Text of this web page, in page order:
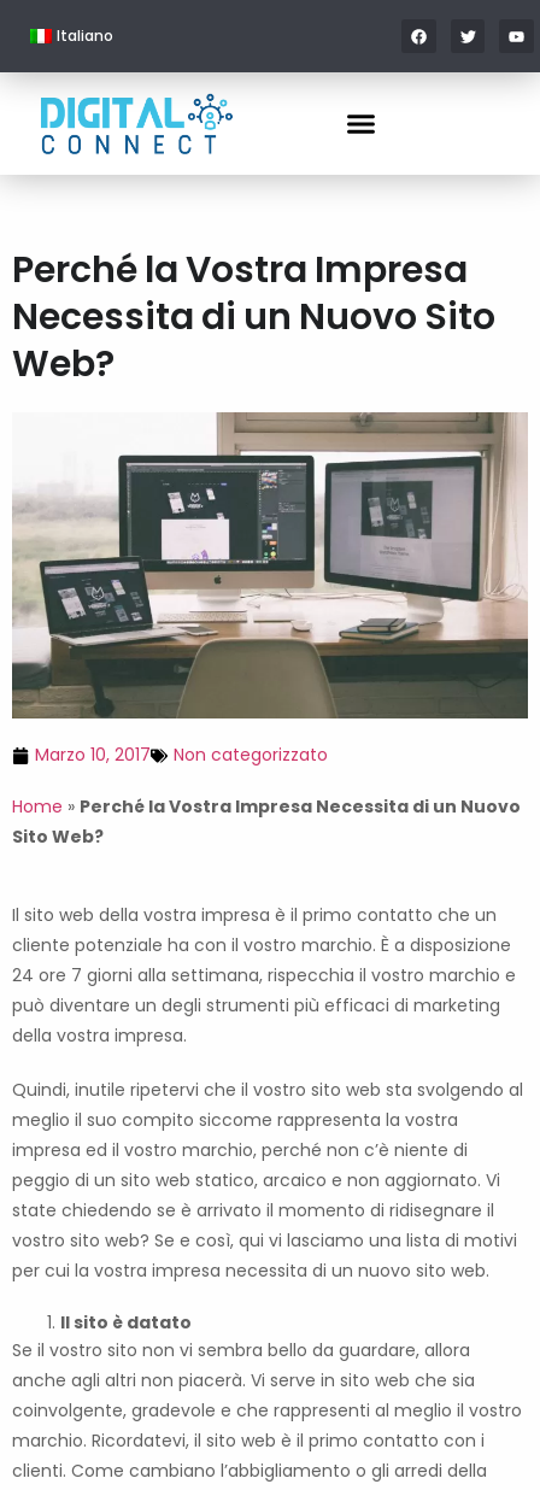
Italiano
Perché la Vostra Impresa
Necessita di un Nuovo Sito
Web?
Marzo 10, 2017 Non categorizzato
Home » Perché la Vostra Impresa Necessita di un Nuovo
Sito Web?
Il sito web della vostra impresa è il primo contatto che un
cliente potenziale ha con il vostro marchio. È a disposizione
24 ore 7 giorni alla settimana, rispecchia il vostro marchio e
può diventare un degli strumenti più efficaci di marketing
della vostra impresa.
Quindi, inutile ripetervi che il vostro sito web sta svolgendo al
meglio il suo compito siccome rappresenta la vostra
impresa ed il vostro marchio, perché non c’è niente di
peggio di un sito web statico, arcaico e non aggiornato. Vi
state chiedendo se è arrivato il momento di ridisegnare il
vostro sito web? Se e così, qui vi lasciamo una lista di motivi
per cui la vostra impresa necessita di un nuovo sito web.
Il sito è datato
Se il vostro sito non vi sembra bello da guardare, allora
anche agli altri non piacerà. Vi serve in sito web che sia
coinvolgente, gradevole e che rappresenti al meglio il vostro
marchio. Ricordatevi, il sito web è il primo contatto con i
clienti. Come cambiano l’abbigliamento o gli arredi della